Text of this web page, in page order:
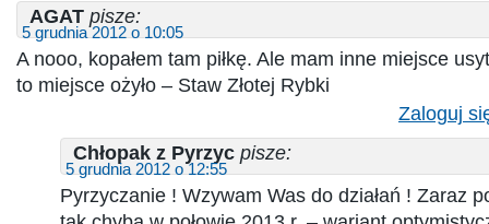
AGAT pisze:
5 grudnia 2012 o 10:05
A nooo, kopałem tam piłkę. Ale mam inne miejsce
to miejsce ożyło – Staw Złotej Rybki
Zaloguj
Chłopak z Pyrzyc pisze:
5 grudnia 2012 o 12:55
Pyrzyczanie ! Wzywam Was do działań ! Zaraz